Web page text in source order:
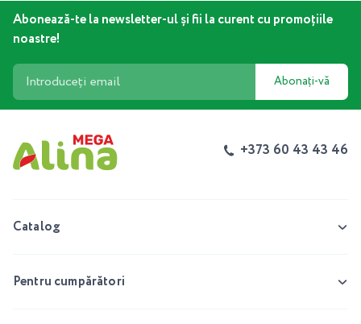
Abonează-te la newsletter-ul și fii la curent cu promoțiile
noastre!
Abonați-vă
+373 60 43 43 46
Catalog
Pentru cumpărători